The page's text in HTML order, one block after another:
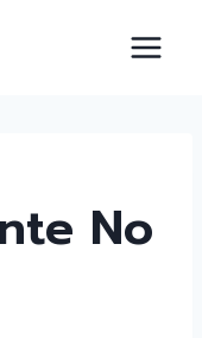
No